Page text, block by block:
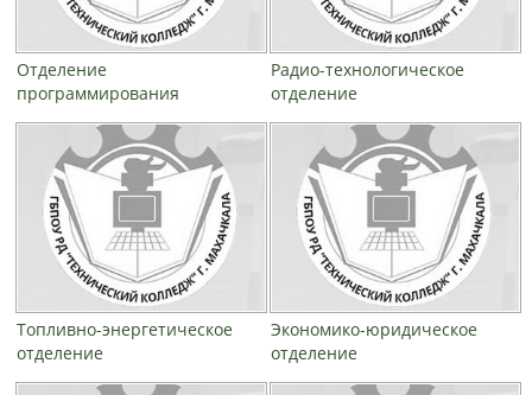
Отделение
программирования
Радио-технологическое
отделение
Топливно-энергетическое
отделение
Экономико-юридическое
отделение